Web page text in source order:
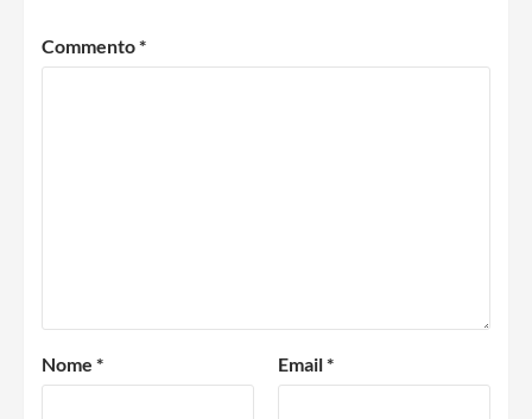
Commento*
Nome * Email*